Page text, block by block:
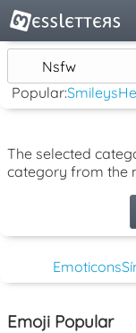
Nsfw
Popular:Smileys
The selected
category from the
Emoticons
Emoji Popular